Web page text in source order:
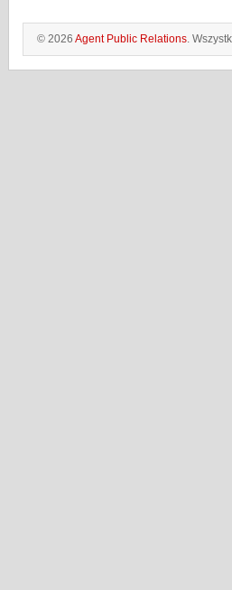
© 2026 Agent Public Relations.